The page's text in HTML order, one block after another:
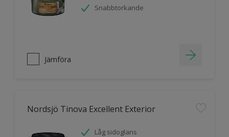
Snabbtorkande
Jämföra
Nordsjö Tinova Excellent Exterior
Låg sidoglans